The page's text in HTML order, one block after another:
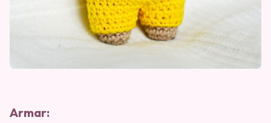
Armar: